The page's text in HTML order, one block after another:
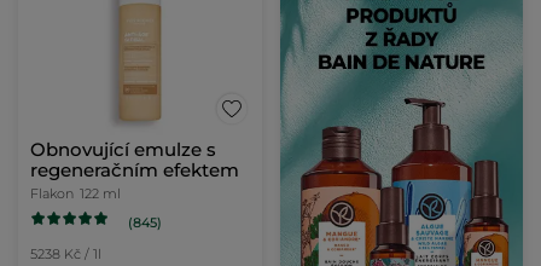
Obnovující emulze s
regeneračním efektem
Flakon 122 ml
(845)
5238 Kč / 1l